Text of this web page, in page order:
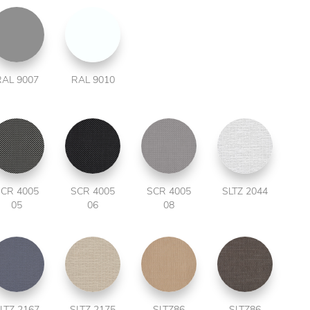
9007 RAL 9010
4005
05
SCR 4005
06
SCR 4005
08
SLTZ 2044